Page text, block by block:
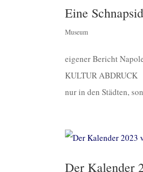
Eine
Museum
eigener Bericht
KULTUR ABDRUCK
nur in den Städten,
Der Kalender